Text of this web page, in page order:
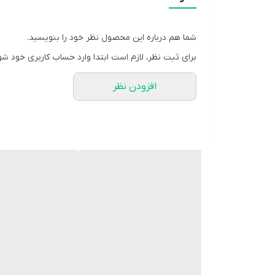
شما هم درباره این محصول نظر خود را بنویسید.
برای ثبت نظر، لازم است ابتدا وارد حساب کاربری خود
افزودن نظر